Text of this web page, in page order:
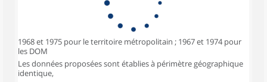
1968 et 1975 pour le territoire métropolitain ; 1967 et 1974 pour
les DOM
Les données proposées sont établies à périmètre géographique
identique,